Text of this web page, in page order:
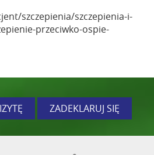
szczepienia/szczepienia-i-
przeciwko-ospie-
ZADEKLARUJ SIĘ